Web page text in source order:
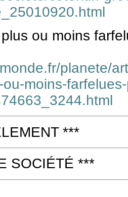
ou moins
planete/
moins-
***
SOCIÉTÉ ***